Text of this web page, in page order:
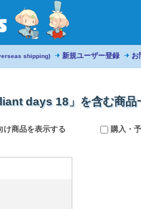
shipping) 新規ユーザー登録 お
days 18」を含む商品
け商品を表示する 購入・